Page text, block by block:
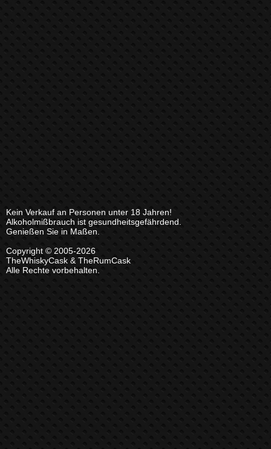
Kein Verkauf an Personen unter 18 Jahren!
Alkoholmißbrauch ist gesundheitsgefährdend.
Genießen Sie in Maßen.
Copyright © 2005-2026
TheWhiskyCask & TheRumCask
Alle Rechte vorbehalten.